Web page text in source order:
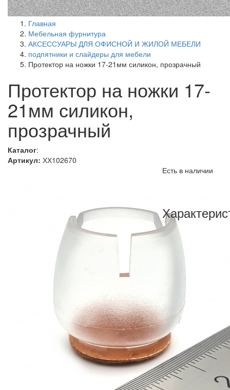
Главная
Мебельная фурнитура
АКСЕССУАРЫ ДЛЯ ОФИСНОЙ И ЖИЛОЙ МЕБЕЛИ
подпятники и слайдеры для мебели
Протектор на ножки 17-21мм силикон, прозрачный
Протектор на ножки 17-
21мм силикон,
прозрачный
Каталог:
Артикул: ХХ102670
Есть в наличии